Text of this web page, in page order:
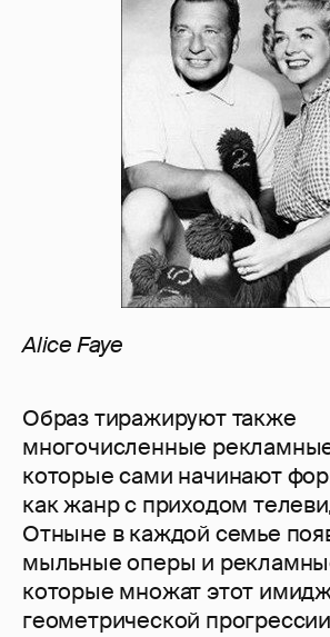
Alice Faye
Образ тиражируют также
многочисленные
которые сами начинают
как жанр с приходом
Отныне в каждой семье
мыльные оперы и
которые множат этот
геометрической